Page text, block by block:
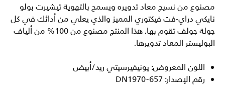
مصنوع من نسيج معاد تدويره ويسمح بالتهوية تيشيرت بولو
نايكي دراي-فت فيكتوري المميز والذي يعلي من أدائك في كل
جولة جولف تقوم بها. هذا المنتج مصنوع من 100% من ألياف
البوليستر المعاد تدويرها.
اللون المعروض: يونيفيرسيتي ريد/أبيض
رقم الإصدار: DN1970-657